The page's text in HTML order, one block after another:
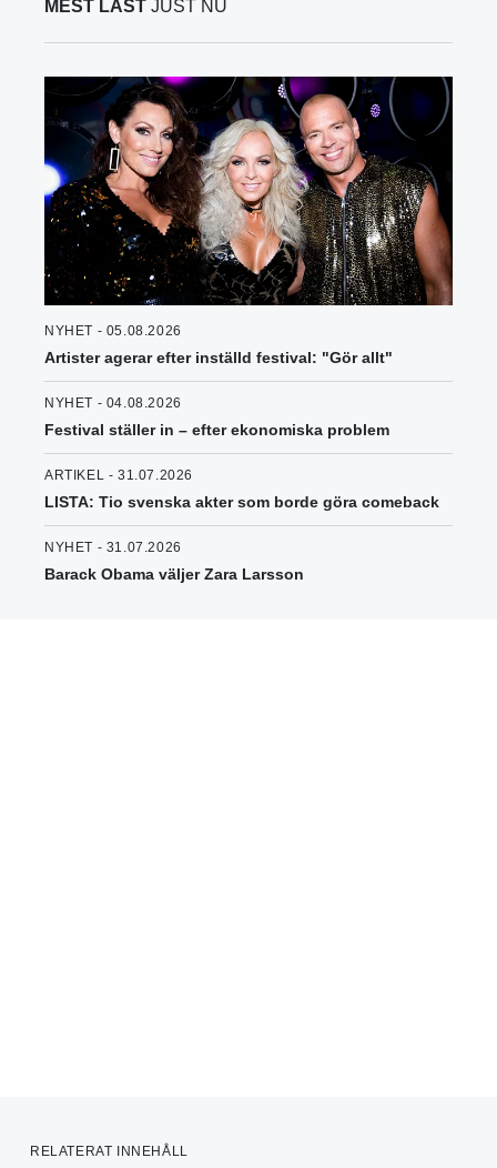
MEST LÄST JUST NU
NYHET - 05.08.2026
Artister agerar efter inställd festival: "Gör allt"
NYHET - 04.08.2026
Festival ställer in – efter ekonomiska problem
ARTIKEL - 31.07.2026
LISTA: Tio svenska akter som borde göra comeback
NYHET - 31.07.2026
Barack Obama väljer Zara Larsson
RELATERAT INNEHÅLL